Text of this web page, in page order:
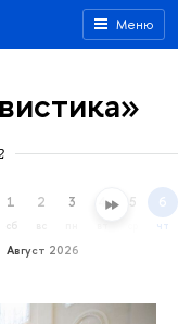
Меню
Август 2026
1
сб
2 3 4 5 6
чт